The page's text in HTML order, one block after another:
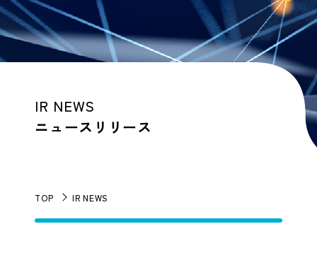
IR NEWS
ニュースリリース
TOP IR NEWS